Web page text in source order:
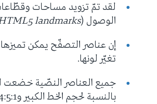
لقد تمّ تزويد مساحات
الوصول (landmarks
إن عناصر التصفّح يمكن
تغيّر لونها.
بالنسبة لحجم الخط الكبير و4:5:1 للحجوم العادي).